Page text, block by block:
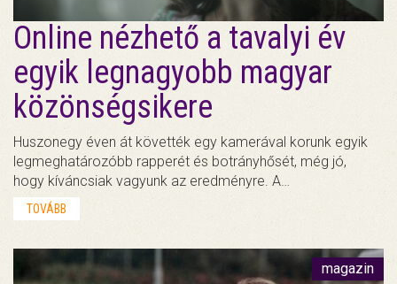
Online nézhető a tavalyi év
egyik legnagyobb magyar
közönségsikere
Huszonegy éven át követték egy kamerával korunk egyik
legmeghatározóbb rapperét és botrányhősét, még jó,
hogy kíváncsiak vagyunk az eredményre. A…
TOVÁBB
magazin